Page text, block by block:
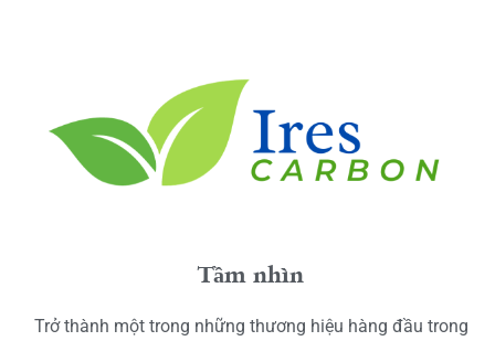
Tầm nhìn
Trở thành một trong những thương hiệu hàng đầu trong